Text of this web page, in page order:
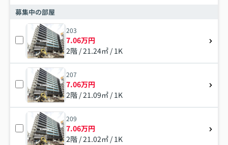
募集中の部屋
203
7.06万円
2階 / 21.24㎡ / 1K
207
7.06万円
2階 / 21.09㎡ / 1K
209
7.06万円
2階 / 21.02㎡ / 1K